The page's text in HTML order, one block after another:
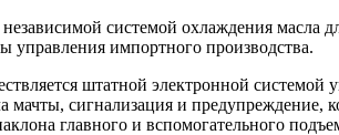
системой охлаждения масла
управления импортного производства.
штатной электронной
мачты, сигнализация и
главного и вспомогательного